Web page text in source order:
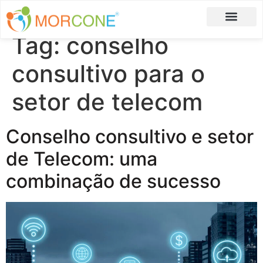
Tag: conselho
consultivo para o
setor de telecom
Conselho consultivo e setor
de Telecom: uma
combinação de sucesso